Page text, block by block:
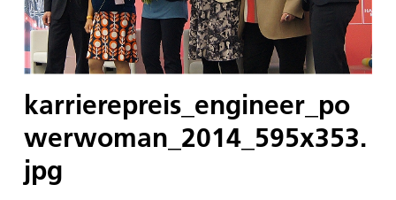
karrierepreis_engineer_po
werwoman_2014_595x353.
jpg